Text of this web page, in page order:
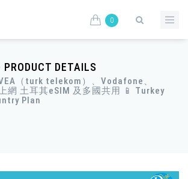
0
DETAILS
（turk telekom）、Vodafone、
網 土耳其eSIM 及多國共用 📱 Turkey
Plan